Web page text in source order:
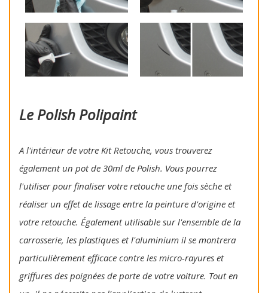
Le Polish Polipaint
A l'intérieur de votre Kit Retouche, vous trouverez
également un pot de 30ml de Polish. Vous pourrez
l'utiliser pour finaliser votre retouche une fois sèche et
réaliser un effet de lissage entre la peinture d'origine et
votre retouche. Également utilisable sur l'ensemble de la
carrosserie, les plastiques et l'aluminium il se montrera
particulièrement efficace contre les micro-rayures et
griffures des poignées de porte de votre voiture. Tout en